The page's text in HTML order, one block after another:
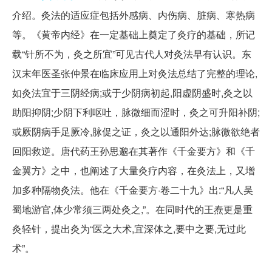
介绍。灸法的适应症包括外感病、内伤病、脏病、寒热病
等。《黄帝内经》在一定基础上奠定了灸疗的基础，所记
载“针所不为，灸之所宜”可见古代人对灸法早有认识。东
汉末年医圣张仲景在临床应用上对灸法总结了完整的理论,
如灸法宜于三阴经病;或于少阴病初起,阳虚阴盛时,灸之以
助阳抑阴;少阴下利呕吐，脉微细而涩时，灸之可升阳补阴;
或厥阴病手足厥冷,脉促之证，灸之以通阳外达;脉微欲绝者
回阳救逆。唐代药王孙思邈在其著作《千金要方》和《千
金翼方》之中，也阐述了大量灸疗内容，在灸法上，又增
加多种隔物灸法。他在《千金要方·卷二十九》出:“凡人吴
蜀地游官,体少常须三两处灸之,”。在同时代的王焘更是重
灸轻针，提出灸为“医之大术,宜深体之,要中之要,无过此
术”。